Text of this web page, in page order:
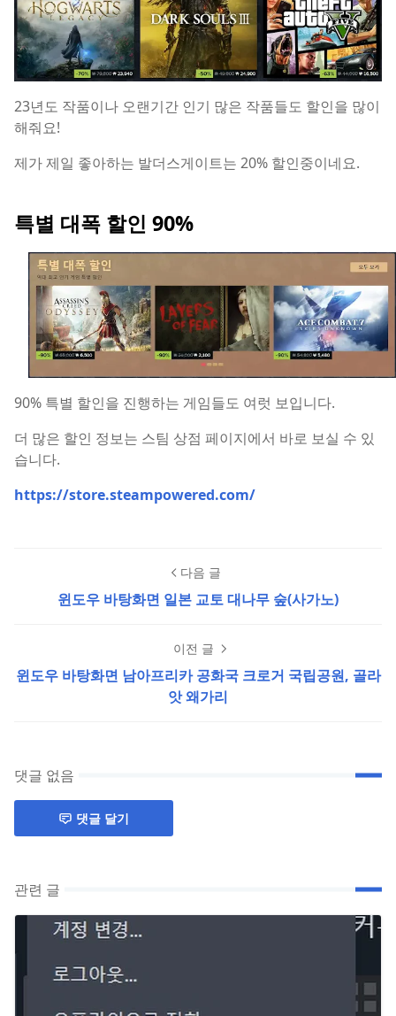
23년도 작품이나 오랜기간 인기 많은 작품들도 할인을 많이
해줘요!
제가 제일 좋아하는 발더스게이트는 20% 할인중이네요.
특별 대폭 할인 90%
90% 특별 할인을 진행하는 게임들도 여럿 보입니다.
더 많은 할인 정보는 스팀 상점 페이지에서 바로 보실 수 있
습니다.
https://store.steampowered.com/
다음 글
윈도우 바탕화면 일본 교토 대나무 숲(사가노)
이전 글
윈도우 바탕화면 남아프리카 공화국 크로거 국립공원, 골라
앗 왜가리
댓글 없음
댓글 달기
관련 글